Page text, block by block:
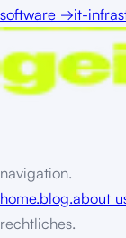
software →it-
navigation.
home.blog.about
rechtliches.